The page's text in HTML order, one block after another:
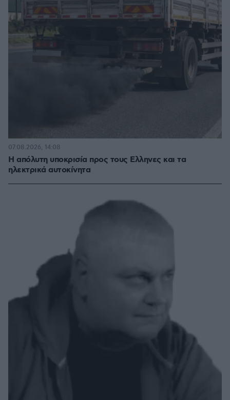
Η απόλυτη υποκρισία προς τους Ελληνες και τα
ηλεκτρικά αυτοκίνητα
07.08.2026, 14:08